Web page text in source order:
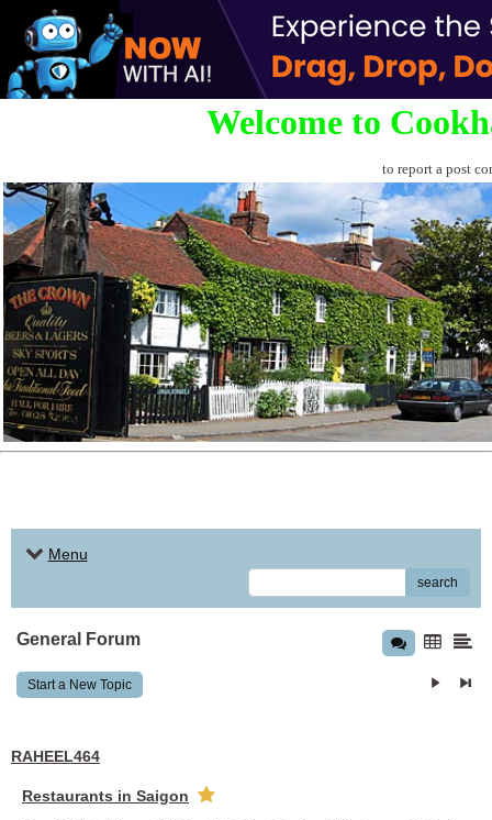
Welcome to
to report a post
Menu
search
General Forum
Start a New Topic
RAHEEL464
Restaurants in Saigon